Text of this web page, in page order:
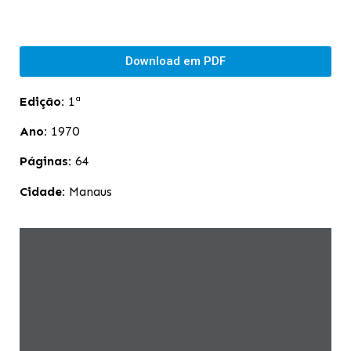
Download em PDF
Edição: 1ª
Ano: 1970
Páginas: 64
Cidade: Manaus